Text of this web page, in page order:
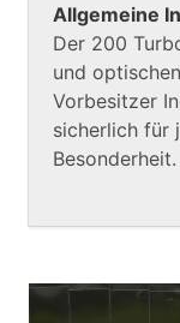
Allgemeine
Der 200
und
Vorbesitzer
sicherlich für
Besonderheit.